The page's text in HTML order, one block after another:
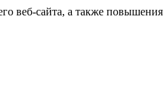
веб-сайта, а также